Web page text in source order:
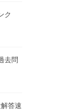
ク
去問
答速